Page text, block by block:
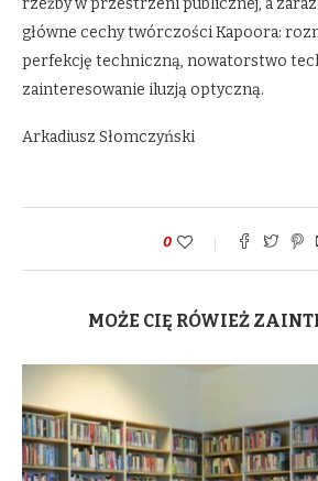
rzeźby w przestrzeni publicznej, a
główne cechy twórczości Kapoora:
perfekcję techniczną, nowatorstwo
zainteresowanie iluzją optyczną.
Arkadiusz Słomczyński
0
MOŻE CIĘ RÓWIEŻ